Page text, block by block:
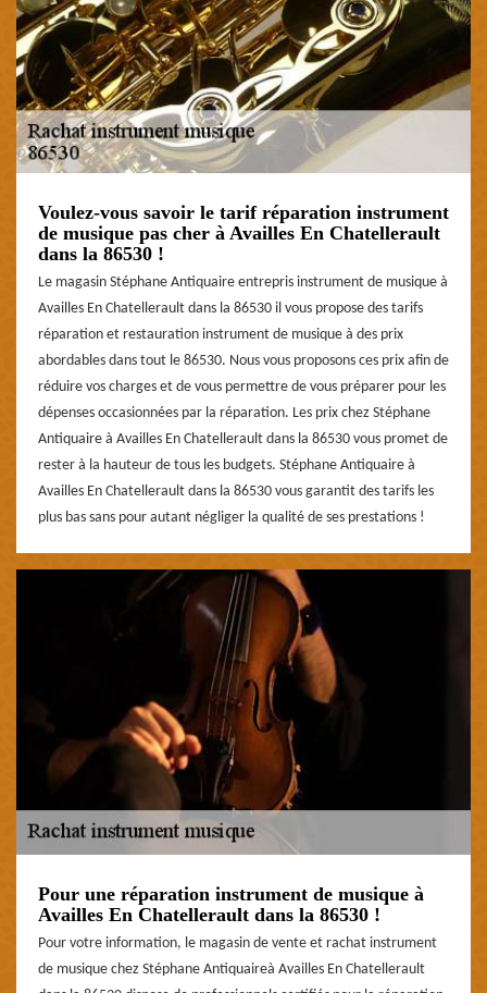
Voulez-vous savoir le tarif réparation instrument
de musique pas cher à Availles En Chatellerault
dans la 86530 !
Le magasin Stéphane Antiquaire entrepris instrument de musique à
Availles En Chatellerault dans la 86530 il vous propose des tarifs
réparation et restauration instrument de musique à des prix
abordables dans tout le 86530. Nous vous proposons ces prix afin de
réduire vos charges et de vous permettre de vous préparer pour les
dépenses occasionnées par la réparation. Les prix chez Stéphane
Antiquaire à Availles En Chatellerault dans la 86530 vous promet de
rester à la hauteur de tous les budgets. Stéphane Antiquaire à
Availles En Chatellerault dans la 86530 vous garantit des tarifs les
plus bas sans pour autant négliger la qualité de ses prestations !
Pour une réparation instrument de musique à
Availles En Chatellerault dans la 86530 !
Pour votre information, le magasin de vente et rachat instrument
de musique chez Stéphane Antiquaireà Availles En Chatellerault